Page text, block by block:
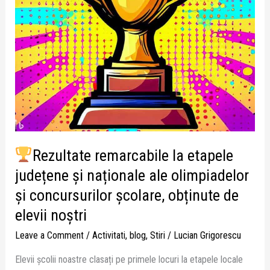
Rezultate remarcabile la etapele
județene și naționale ale olimpiadelor
și concursurilor școlare, obținute de
elevii noștri
Leave a Comment / Activitati, blog, Stiri/ Lucian Grigorescu
Elevii școlii noastre clasați pe primele locuri la etapele locale
naționale
ale
olimpiadelor
și
concursurilor
școlare,
obținute
de
elevii